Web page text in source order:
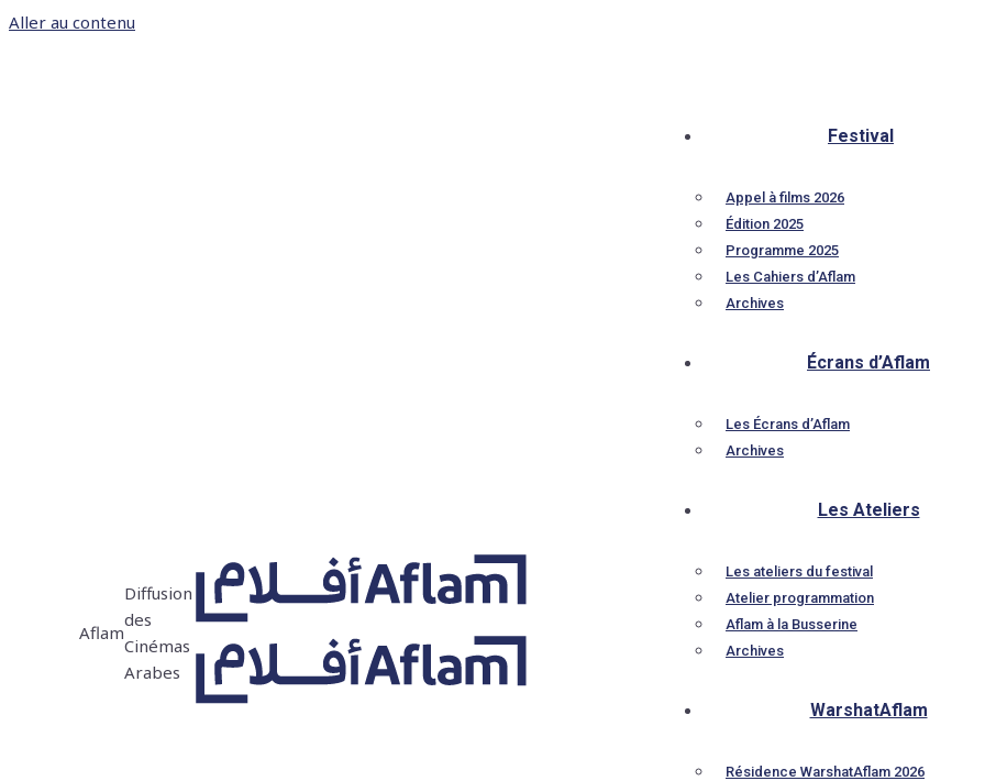
Aller au contenu
Aflam
Diffusion
des
Cinémas
Arabes
Festival
Appel à films 2026
Édition 2025
Programme 2025
Les Cahiers d’Aflam
Archives
Écrans d’Aflam
Les Écrans d’Aflam
Archives
Les Ateliers
Les ateliers du festival
Atelier programmation
Aflam à la Busserine
Archives
WarshatAflam
Résidence WarshatAflam 2026